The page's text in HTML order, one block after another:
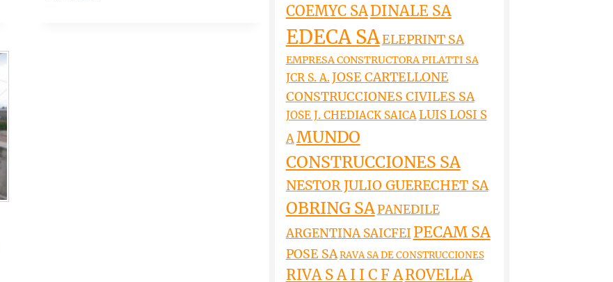
COEMYC SADINALE SA
EDECA SAELEPRINT SA
EMPRESA CONSTRUCTORA PILATTI SA
JCR S. A.JOSE CARTELLONE
CONSTRUCCIONES CIVILES SA
JOSE J. CHEDIACK SAICALUIS LOSI S
AMUNDO
CONSTRUCCIONES SA
NESTOR JULIO GUERECHET SA
OBRING SAPANEDILE
ARGENTINA SAICFEI PECAM SA
POSE SARAVA SA DE CONSTRUCCIONES
RIVA S A I I C F AROVELLA